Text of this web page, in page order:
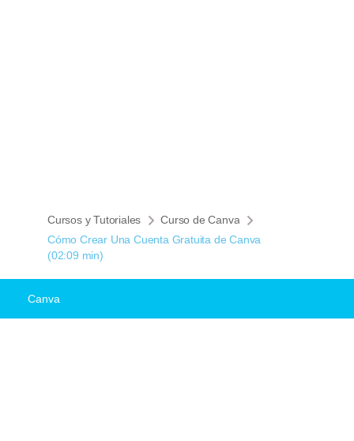
Cursos y Tutoriales
Curso de Canva
Cómo Crear Una Cuenta Gratuita de Canva
(02:09 min)
Canva